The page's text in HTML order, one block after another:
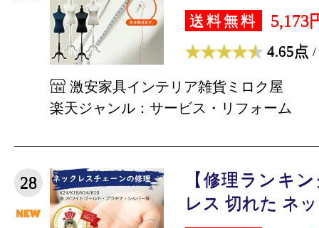
送料無料 5,173
4.65点 /
激安家具インテリア雑貨ミロク屋
楽天ジャンル：サービス・リフォーム
28
【修理ランキ
レス 切れた ネ